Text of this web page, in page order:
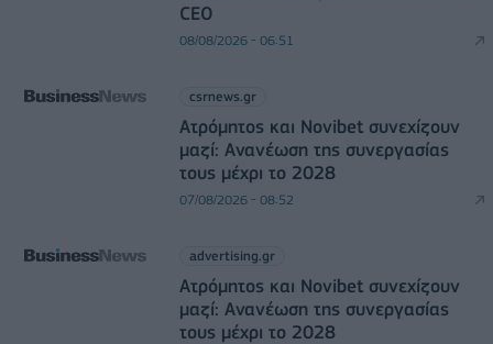
CEO
08/08/2026 - 06:51
csrnews.gr
Ατρόμητος και Novibet συνεχίζουν
μαζί: Ανανέωση της συνεργασίας
τους μέχρι το 2028
07/08/2026 - 08:52
advertising.gr
Ατρόμητος και Novibet συνεχίζουν
μαζί: Ανανέωση της συνεργασίας
τους μέχρι το 2028